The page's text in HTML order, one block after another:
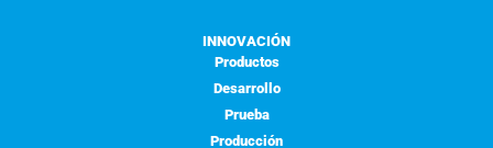
INNOVACIÓN
Productos
Desarrollo
Prueba
Producción